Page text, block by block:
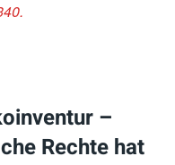
–
Rechte hat